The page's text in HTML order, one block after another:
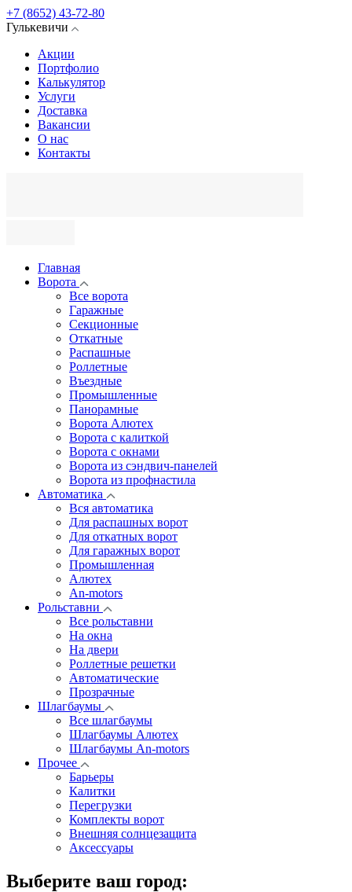
+7 (8652) 43-72-80
Гулькевичи
Акции
Портфолио
Калькулятор
Услуги
Доставка
Вакансии
О нас
Контакты
Главная
Ворота
Все ворота
Гаражные
Секционные
Откатные
Распашные
Роллетные
Въездные
Промышленные
Панорамные
Ворота Алютех
Ворота с калиткой
Ворота c окнами
Ворота из сэндвич-панелей
Ворота из профнастила
Автоматика
Вся автоматика
Для распашных ворот
Для откатных ворот
Для гаражных ворот
Промышленная
Алютех
An-motors
Рольставни
Все рольставни
На окна
На двери
Роллетные решетки
Автоматические
Прозрачные
Шлагбаумы
Все шлагбаумы
Шлагбаумы Алютех
Шлагбаумы An-motors
Прочее
Барьеры
Калитки
Перегрузки
Комплекты ворот
Внешняя солнцезащита
Аксессуары
Выберите ваш город: